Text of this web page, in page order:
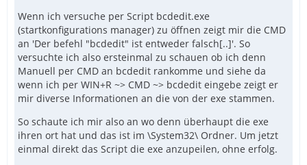
Wenn ich versuche per Script bcdedit.exe
(startkonfigurations manager) zu öffnen zeigt mir die CMD
an 'Der befehl "bcdedit" ist entweder falsch[..]'. So
versuchte ich also ersteinmal zu schauen ob ich denn
Manuell per CMD an bcdedit rankomme und siehe da
wenn ich per WIN+R ~> CMD ~> bcdedit eingebe zeigt er
mir diverse Informationen an die von der exe stammen.
So schaute ich mir also an wo denn überhaupt die exe
ihren ort hat und das ist im \System32\ Ordner. Um jetzt
einmal direkt das Script die exe anzupeilen, ohne erfolg.